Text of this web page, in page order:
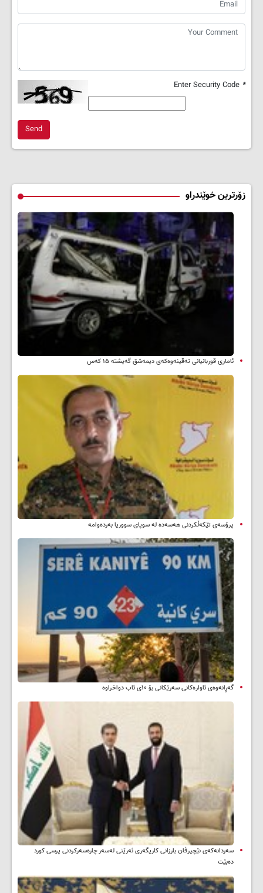
*
Send
زۆرترین خوێندراو
ئاماری قوربانیانی تەقینەوەکەی دیمەشق گەیشتە ۱۵ کەس
پرۆسەی تێکەڵکردنی هەسەدە لە سوپای سووریا بەردەوامە
گەڕانەوەی ئاوارەکانی سەرێکانی بۆ ۱۰ی ئاب دواخراوە
سه‌ردانه‌کەی نێچیرڤان بارزانی كاریگه‌ری ئه‌رێنی له‌سه‌ر چاره‌سه‌ركردنی پرسی كورد
ده‌بێت